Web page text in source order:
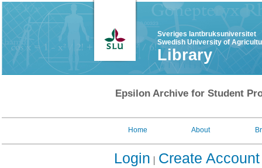
Sveriges lantbruksuniversitet
Swedish University of
Library
Epsilon Archive for Student
Home About
Login Create Account